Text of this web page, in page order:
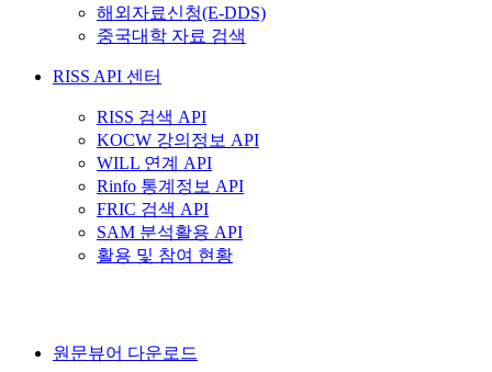
해외자료신청(E-DDS)
중국대학 자료 검색
RISS API 센터
RISS 검색 API
KOCW 강의정보 API
WILL 연계 API
Rinfo 통계정보 API
FRIC 검색 API
SAM 분석활용 API
활용 및 참여 현황
원문뷰어 다운로드